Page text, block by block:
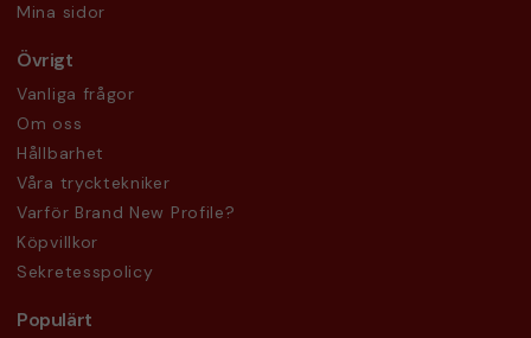
Mina sidor
Övrigt
Vanliga frågor
Om oss
Hållbarhet
Våra trycktekniker
Varför Brand New Profile?
Köpvillkor
Sekretesspolicy
Populärt